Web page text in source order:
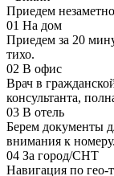
Приедем незаметно
01 На дом
Приедем за 20
тихо.
02 В офис
Врач в
консультанта,
03 В отель
Берем документы
внимания к номеру.
04 За город/СНТ
Навигация по гео-